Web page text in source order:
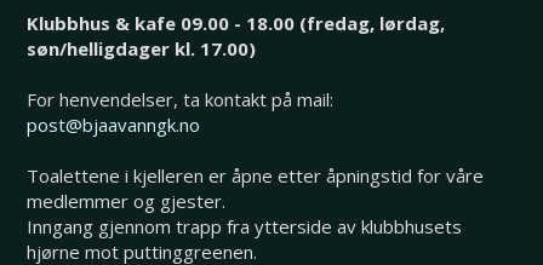
Klubbhus & kafe 09.00 - 18.00 (fredag, lørdag,
søn/helligdager kl. 17.00)
For henvendelser, ta kontakt på mail:
post@bjaavanngk.no
Toalettene i kjelleren er åpne etter åpningstid for våre
medlemmer og gjester.
Inngang gjennom trapp fra ytterside av klubbhusets
hjørne mot puttinggreenen.